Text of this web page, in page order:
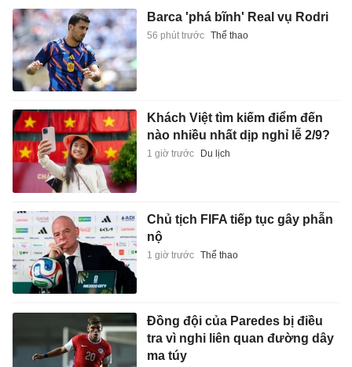
Barca 'phá bĩnh' Real vụ Rodri
56 phút trước Thể thao
Khách Việt tìm kiếm điểm đến
nào nhiều nhất dịp nghỉ lễ 2/9?
1 giờ trước Du lịch
Chủ tịch FIFA tiếp tục gây phẫn
nộ
1 giờ trước Thể thao
Đồng đội của Paredes bị điều
tra vì nghi liên quan đường dây
ma túy